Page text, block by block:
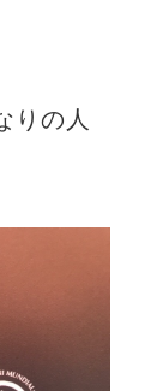
りの人